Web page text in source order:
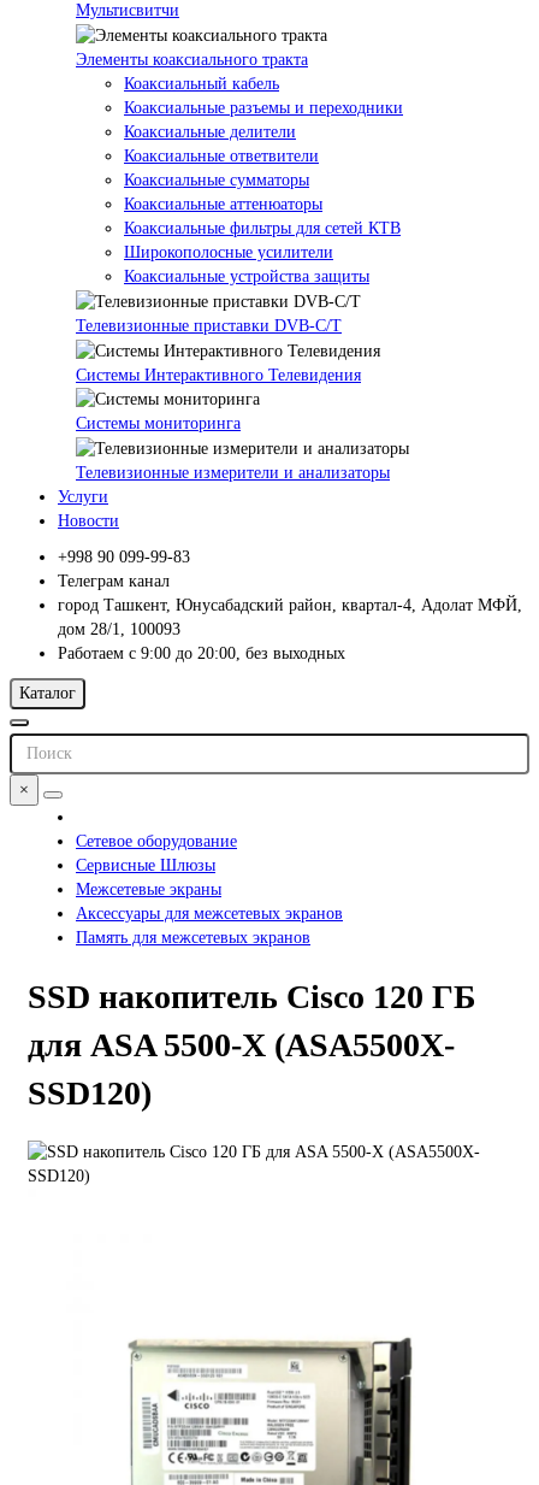
Мультисвитчи
Элементы коаксиального тракта
Коаксиальный кабель
Коаксиальные разъемы и переходники
Коаксиальные делители
Коаксиальные ответвители
Коаксиальные сумматоры
Коаксиальные аттенюаторы
Коаксиальные фильтры для сетей КТВ
Широкополосные усилители
Коаксиальные устройства защиты
Телевизионные приставки DVB-C/T
Системы Интерактивного Телевидения
Системы мониторинга
Телевизионные измерители и анализаторы
Услуги
Новости
+998 90 099-99-83
Телеграм канал
город Ташкент, Юнусабадский район, квартал-4, Адолат МФЙ,
дом 28/1, 100093
Работаем с 9:00 до 20:00, без выходных
Каталог
×
Сетевое оборудование
Сервисные Шлюзы
Межсетевые экраны
Аксессуары для межсетевых экранов
Память для межсетевых экранов
SSD накопитель Cisco 120 ГБ
для ASA 5500-X (ASA5500X-
SSD120)